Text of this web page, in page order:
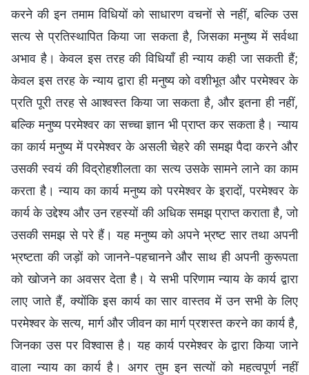
करने की इन तमाम विधियों को साधारण वचनों से नहीं, बल्कि उस
सत्य से प्रतिस्थापित किया जा सकता है, जिसका मनुष्य में सर्वथा
अभाव है। केवल इस तरह की विधियाँ ही न्याय कही जा सकती हैं;
केवल इस तरह के न्याय द्वारा ही मनुष्य को वशीभूत और परमेश्वर के
प्रति पूरी तरह से आश्वस्त किया जा सकता है, और इतना ही नहीं,
बल्कि मनुष्य परमेश्वर का सच्चा ज्ञान भी प्राप्त कर सकता है। न्याय
का कार्य मनुष्य में परमेश्वर के असली चेहरे की समझ पैदा करने और
उसकी स्वयं की विद्रोहशीलता का सत्य उसके सामने लाने का काम
करता है। न्याय का कार्य मनुष्य को परमेश्वर के इरादों, परमेश्वर के
कार्य के उद्देश्य और उन रहस्यों की अधिक समझ प्राप्त कराता है, जो
उसकी समझ से परे हैं। यह मनुष्य को अपने भ्रष्ट सार तथा अपनी
भ्रष्टता की जड़ों को जानने-पहचानने और साथ ही अपनी कुरूपता
को खोजने का अवसर देता है। ये सभी परिणाम न्याय के कार्य द्वारा
लाए जाते हैं, क्योंकि इस कार्य का सार वास्तव में उन सभी के लिए
परमेश्वर के सत्य, मार्ग और जीवन का मार्ग प्रशस्त करने का कार्य है,
जिनका उस पर विश्वास है। यह कार्य परमेश्वर के द्वारा किया जाने
वाला न्याय का कार्य है। अगर तुम इन सत्यों को महत्वपूर्ण नहीं